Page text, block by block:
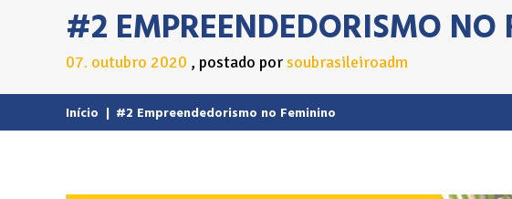
#2 EMPREENDEDORISMO
07. outubro 2020 postado porsoubrasileiroadm
Início | #2 Empreendedorismo no Feminino